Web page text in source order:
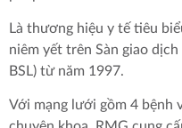
Là thương hiệu y tế tiêu
niêm yết trên Sàn giao
BSL) từ năm 1997.
Với mạng lưới gồm 4 bệnh